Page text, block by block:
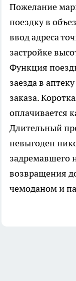
Пожелание
поездку в
ввод адреса
застройке
Функция
заезда в
заказа.
оплачивается
Длительный
невыгоден
задремавшего
возвращения
чемоданом и